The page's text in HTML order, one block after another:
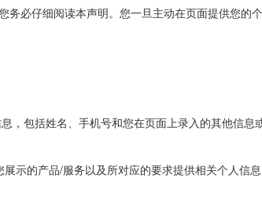
必仔细阅读本声明。您一旦主动在页面提供您
包括姓名、手机号和您在页面上录入的其他信
示的产品/服务以及所对应的要求提供相关个人信